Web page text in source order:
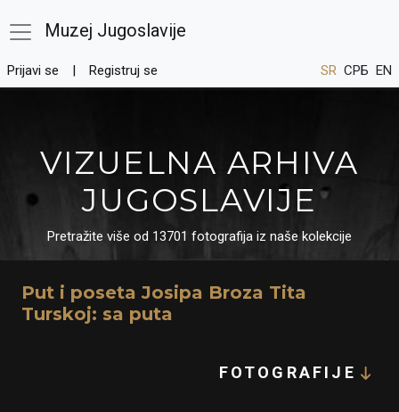
Muzej Jugoslavije
Prijavi se Registruj se SR СРБ EN
VIZUELNA ARHIVA
JUGOSLAVIJE
Pretražite više od 13701 fotografija iz naše kolekcije
Put i poseta Josipa Broza Tita
Turskoj: sa puta
FOTOGRAFIJE